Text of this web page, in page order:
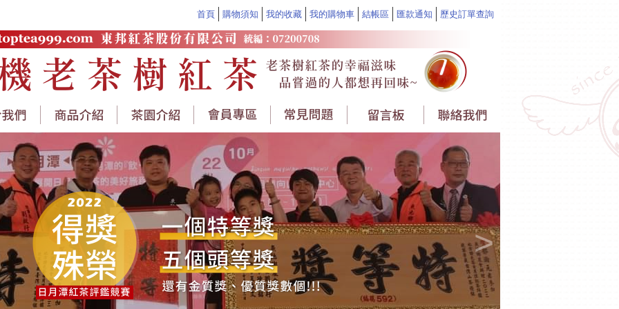
首頁 購物須知 我的收藏 我的購物車 結帳區 匯款通知 歷史訂單查詢
>